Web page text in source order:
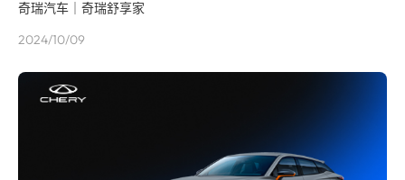
奇瑞汽车｜奇瑞舒享家
2024/10/09